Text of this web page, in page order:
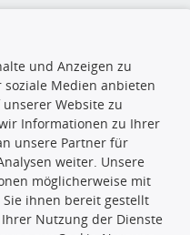
gesamte Datenbank dürfen
und Anzeigen zu
Medien anbieten
Website zu
Informationen zu Ihrer
unsere Partner für
weiter. Unsere
möglicherweise mit
ihnen bereit gestellt
Nutzung der Dienste